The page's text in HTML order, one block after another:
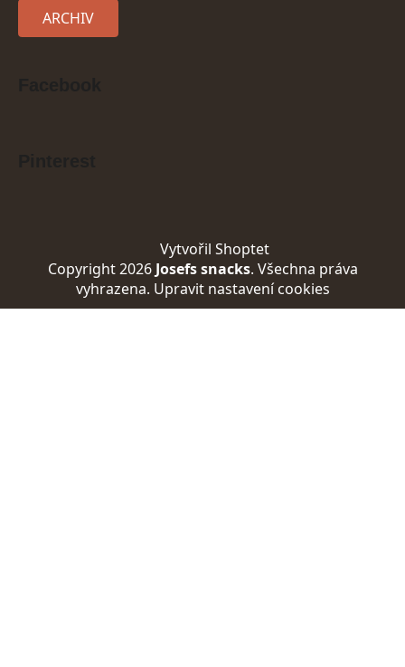
ARCHIV
Vytvořil Shoptet
Copyright 2026 Josefs snacks. Všechna práva
vyhrazena. Upravit nastavení cookies